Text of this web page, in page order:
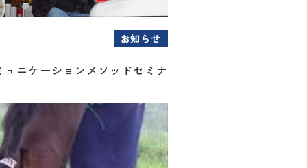
お知らせ
ュニケーションメソッドセミナ